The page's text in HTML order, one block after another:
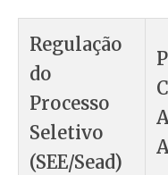
Regulação
do
Processo
Seletivo
(SEE/Sead)